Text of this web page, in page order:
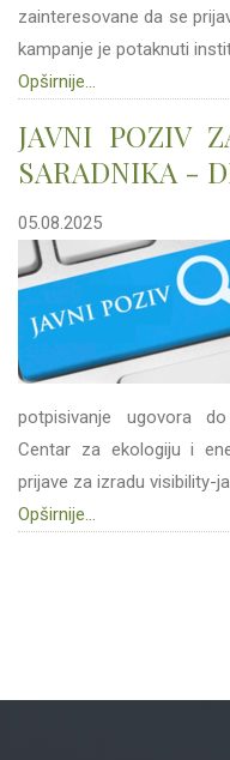
zainteresovane da se
kampanje je potaknuti
Opširnije...
JAVNI POZIV
SARADNIKA -
05.08.2025
potpisivanje ugovora
Centar za ekologiju i
prijave za izradu visibility-
Opširnije...